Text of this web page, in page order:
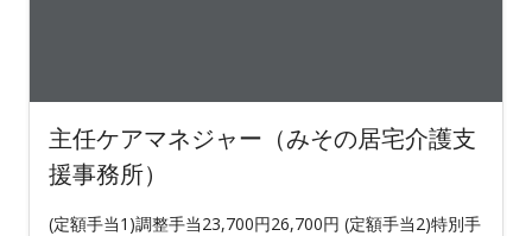
主任ケアマネジャー（みその居宅介護支
援事務所）
(定額手当1)調整手当23,700円26,700円 (定額手当2)特別手